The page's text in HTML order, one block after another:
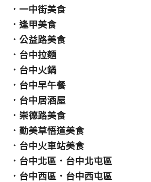
． 一中街美食
． 逢甲美食
． 公益路美食
． 台中拉麵
． 台中火鍋
． 台中早午餐
． 台中居酒屋
． 崇德路美食
． 勤美草悟道美食
． 台中火車站美食
． 台中北區 ． 台中北屯區
． 台中西區 ． 台中西屯區